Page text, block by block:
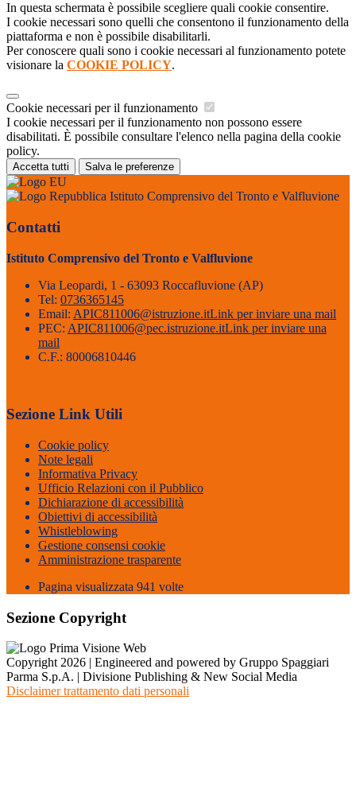
In questa schermata è possibile scegliere quali cookie consentire.
I cookie necessari sono quelli che consentono il funzionamento della
piattaforma e non è possibile disabilitarli.
Per conoscere quali sono i cookie necessari al funzionamento potete
visionare la COOKIE POLICY.
Cookie necessari per il funzionamento
I cookie necessari per il funzionamento non possono essere
disabilitati. È possibile consultare l'elenco nella pagina della cookie
policy.
Accetta tutti Salva le preferenze
Istituto Comprensivo del Tronto e Valfluvione
Contatti
Istituto Comprensivo del Tronto e Valfluvione
Via Leopardi, 1 - 63093 Roccafluvione (AP)
Tel: 0736365145
Email: APIC811006@istruzione.itLink per inviare una mail
PEC: APIC811006@pec.istruzione.itLink per inviare una
mail
C.F.: 80006810446
Sezione Link Utili
Cookie policy
Note legali
Informativa Privacy
Ufficio Relazioni con il Pubblico
Dichiarazione di accessibilità
Obiettivi di accessibilità
Whistleblowing
Gestione consensi cookie
Amministrazione trasparente
Pagina visualizzata 941 volte
Sezione Copyright
Copyright 2026 | Engineered and powered by Gruppo Spaggiari
Parma S.p.A. | Divisione Publishing & New Social Media
Disclaimer trattamento dati personali